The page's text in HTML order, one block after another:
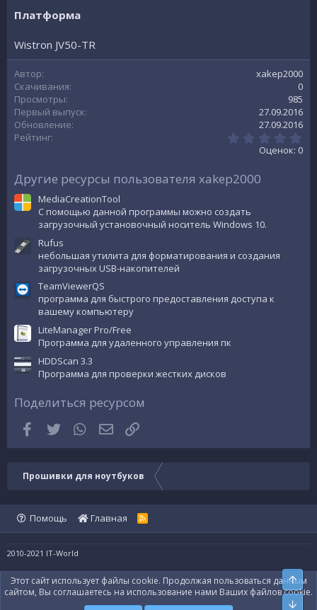
Платформа
Wistron JV50-TR
Автор
xakep2000
Скачивания
0
Просмотры
985
Первый выпуск
27.09.2016
Обновление
27.09.2016
Рейтинг
.
Оценок: 0
Другие ресурсы пользователя xakep2000
MediaCreationTool
C помощью данной программы можно создать
загрузочный установочный носитель Windows 10.
Rufus
небольшая утилита для форматирования и создания
загрузочных USB-накопителей
TeamViewerQS
программа для быстрого предоставления доступа к
вашему компьютеру
LiteManager Pro/Free
Программа для удаленного управления пк
HDDScan 3.3
Программа для проверки жестких дисков
Поделиться ресурсом
Facebook
Twitter WhatsAppЭлектронная почта
Прошивки для ноутбуков
Помощь Главная
R
2010-2021 IT-World
Этот сайт использует файлы cookie. Продолжая пользоваться данным
сайтом, Вы соглашаетесь на использование нами Ваших файлов cookie.